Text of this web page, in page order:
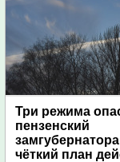
Три режима
пензенский
чёткий план